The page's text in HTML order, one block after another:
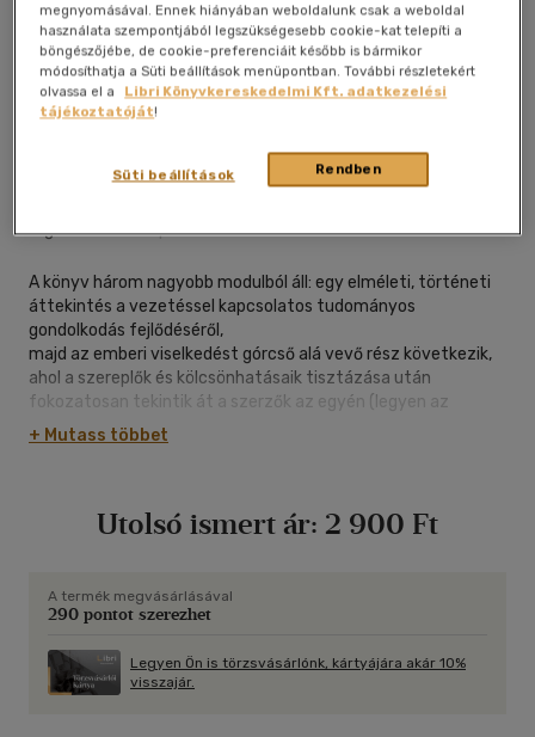
Kívánságlistához adom
ragasztókötött|274 oldal
A könyv három nagyobb modulból áll: egy elméleti, történeti
áttekintés a vezetéssel kapcsolatos tudományos
gondolkodás fejlődéséről,
majd az emberi viselkedést górcső alá vevő rész következik,
ahol a szereplők és kölcsönhatásaik tisztázása után
fokozatosan tekintik át a szerzők az egyén (legyen az
vezető vagy vezetett) szervezeten belüli viselkedésének
megértése/vezérlése felé (szervezeti kultúra, motiváció,
ismerheti meg az olvasó: csoportok vezetése, változások
globalizáció hatása a vezetésre.
+ Mutass többet
Utolsó ismert ár: 2 900 Ft
A termék megvásárlásával
290 pontot szerezhet
Legyen Ön is törzsvásárlónk, kártyájára akár 10%
visszajár.
megnyomásával. Ennek hiányában weboldalunk csak a weboldal
használata szempontjából legszükségesebb cookie-kat telepíti a
böngészőjébe, de cookie-preferenciáit később is bármikor
módosíthatja a Süti beállítások menüpontban. További részletekért
olvassa el a
Libri Könyvkereskedelmi Kft. adatkezelési
tájékoztatóját!
Rendben
Süti beállítások